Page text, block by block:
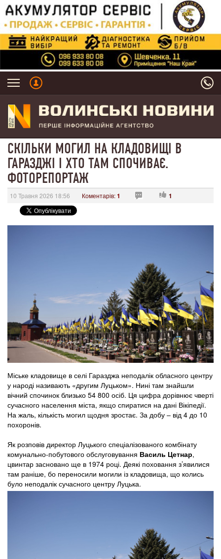
СКІЛЬКИ МОГИЛ НА КЛАДОВИЩІ В
ГАРАЗДЖІ І ХТО ТАМ СПОЧИВАЄ.
ФОТОРЕПОРТАЖ
10 Травня 2026 18:56 Коментарів:1 1
Міське кладовище в селі Гаразджа неподалік обласного центру
у народі називають «другим Луцьком». Нині там знайшли
вічний спочинок близько 54 800 осіб. Ця цифра дорівнює чверті
сучасного населення міста, якщо спиратися на дані Вікіпедії.
На жаль, кількість могил щодня зростає. За добу – від 4 до 10
похоронів.
Як розповів директор Луцького спеціалізованого комбінату
комунально-побутового обслуговування Василь Цетнар,
цвинтар засновано ще в 1974 році. Деякі поховання з’явилися
там раніше, бо переносили могили із кладовища, що колись
було неподалік сучасного центру Луцька.